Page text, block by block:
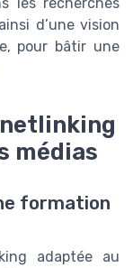
d’une vision
pour bâtir une
médias
formation
adaptée au